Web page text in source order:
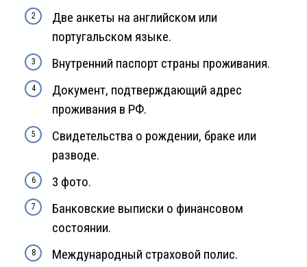
Две анкеты на английском или
португальском языке.
Внутренний паспорт страны проживания.
Документ, подтверждающий адрес
проживания в РФ.
Свидетельства о рождении, браке или
разводе.
3 фото.
Банковские выписки о финансовом
состоянии.
Международный страховой полис.